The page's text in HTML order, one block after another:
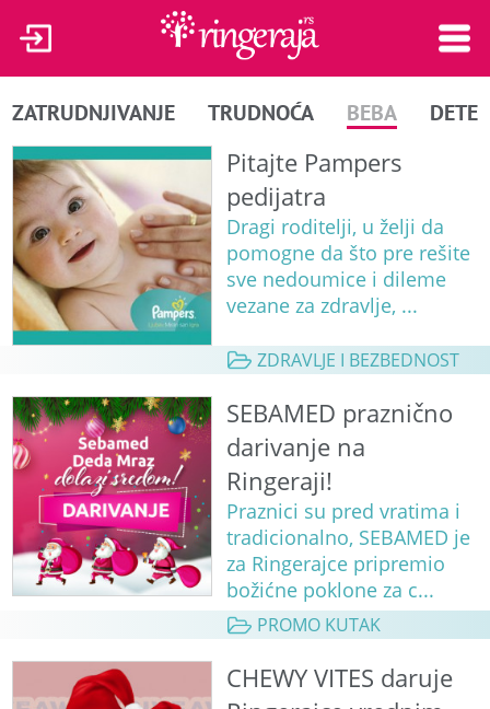
ZATRUDNJIVANJE TRUDNOĆA BEBA DETE
Pitajte Pampers
pedijatra
Dragi roditelji, u želji da
pomogne da što pre rešite
sve nedoumice i dileme
vezane za zdravlje, ...
ZDRAVLJE I BEZBEDNOST
SEBAMED praznično
darivanje na
Ringeraji!
Praznici su pred vratima i
tradicionalno, SEBAMED je
za Ringerajce pripremio
božićne poklone za c...
PROMO KUTAK
CHEWY VITES daruje